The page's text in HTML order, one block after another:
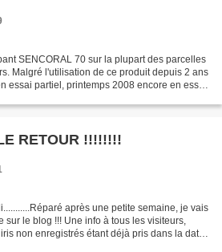
SENCORAL 70 sur la plupart des parcelles
Malgré l'utilisation de ce produit depuis 2 ans
essai partiel, printemps 2008 encore en essai
RETOUR !!!!!!!!
après une petite semaine, je vais
sur le blog !!! Une info à tous les visiteurs,
non enregistrés étant déjà pris dans la data